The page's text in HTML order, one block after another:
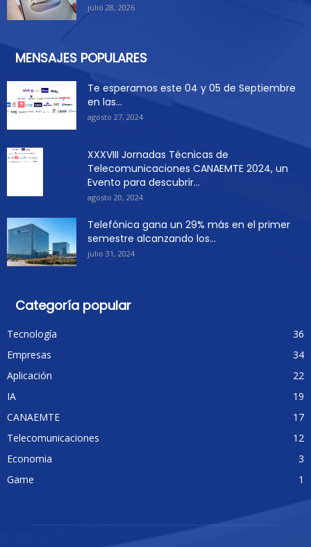
julio 28, 2026
MENSAJES POPULARES
Te esperamos este 04 y 05 de Septiembre
en las...
agosto 27, 2024
XXXVIII Jornadas Técnicas de
Telecomunicaciones CANAEMTE 2024, un
Evento para descubrir...
agosto 20, 2024
Telefónica gana un 29% más en el primer
semestre alcanzando los...
julio 31, 2024
Categoría popular
Tecnología
36
Empresas
34
Aplicación
22
IA
19
CANAEMTE
17
Telecomunicaciones
12
Economia
3
Game
1